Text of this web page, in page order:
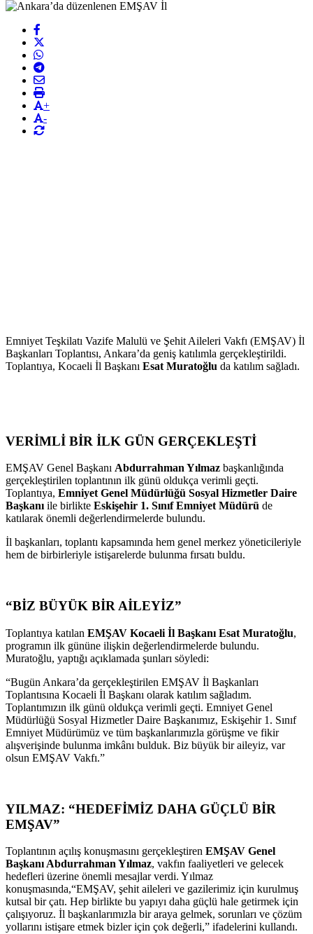
+
-
Emniyet Teşkilatı Vazife Malulü ve Şehit Aileleri Vakfı (EMŞAV) İl
Başkanları Toplantısı, Ankara’da geniş katılımla gerçekleştirildi.
Toplantıya, Kocaeli İl Başkanı Esat Muratoğlu da katılım sağladı.
VERİMLİ BİR İLK GÜN GERÇEKLEŞTİ
EMŞAV Genel Başkanı Abdurrahman Yılmaz başkanlığında
gerçekleştirilen toplantının ilk günü oldukça verimli geçti.
Toplantıya, Emniyet Genel Müdürlüğü Sosyal Hizmetler Daire
Başkanı ile birlikte Eskişehir 1. Sınıf Emniyet Müdürü de
katılarak önemli değerlendirmelerde bulundu.
İl başkanları, toplantı kapsamında hem genel merkez yöneticileriyle
hem de birbirleriyle istişarelerde bulunma fırsatı buldu.
“BİZ BÜYÜK BİR AİLEYİZ”
Toplantıya katılan EMŞAV Kocaeli İl Başkanı Esat Muratoğlu,
programın ilk gününe ilişkin değerlendirmelerde bulundu.
Muratoğlu, yaptığı açıklamada şunları söyledi:
“Bugün Ankara’da gerçekleştirilen EMŞAV İl Başkanları
Toplantısına Kocaeli İl Başkanı olarak katılım sağladım.
Toplantımızın ilk günü oldukça verimli geçti. Emniyet Genel
Müdürlüğü Sosyal Hizmetler Daire Başkanımız, Eskişehir 1. Sınıf
Emniyet Müdürümüz ve tüm başkanlarımızla görüşme ve fikir
alışverişinde bulunma imkânı bulduk. Biz büyük bir aileyiz, var
olsun EMŞAV Vakfı.”
YILMAZ: “HEDEFİMİZ DAHA GÜÇLÜ BİR
EMŞAV”
Toplantının açılış konuşmasını gerçekleştiren EMŞAV Genel
Başkanı Abdurrahman Yılmaz, vakfın faaliyetleri ve gelecek
hedefleri üzerine önemli mesajlar verdi. Yılmaz
konuşmasında,“EMŞAV, şehit aileleri ve gazilerimiz için kurulmuş
kutsal bir çatı. Hep birlikte bu yapıyı daha güçlü hale getirmek için
çalışıyoruz. İl başkanlarımızla bir araya gelmek, sorunları ve çözüm
yollarını istişare etmek bizler için çok değerli,” ifadelerini kullandı.